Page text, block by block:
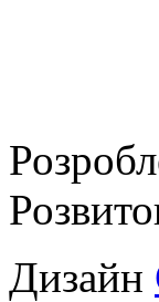
Дизайн